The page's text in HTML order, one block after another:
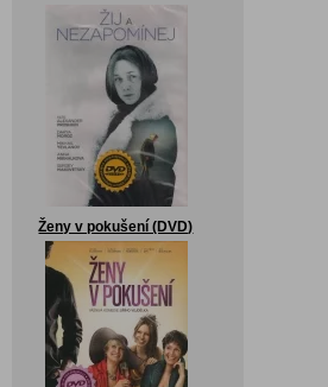
Ženy v pokušení (DVD)